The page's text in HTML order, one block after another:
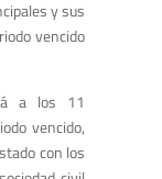
y sus
vencido
a los 11
vencido,
con los